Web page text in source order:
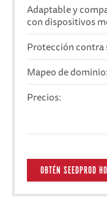
Adaptable y
con dispositivos
Protección contra
Mapeo de dominio:
Precios:
OBTÉN SEEDPROD